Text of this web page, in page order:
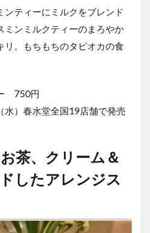
ンティーにミルクをブレンド
ミンミルクティーのまろやか
リ。もちもちのタピオカの食
750円
）春水堂全国19店舗で発売
茶、クリーム＆
したアレンジス